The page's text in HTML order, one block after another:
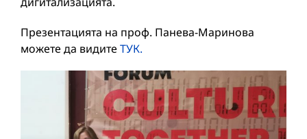
Презентацията на проф. Панева-Маринова
можете да видите ТУК.